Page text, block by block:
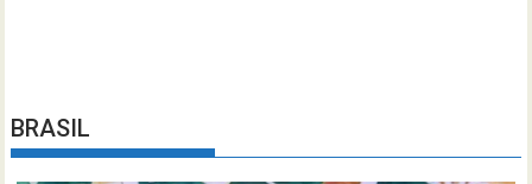
BRASIL